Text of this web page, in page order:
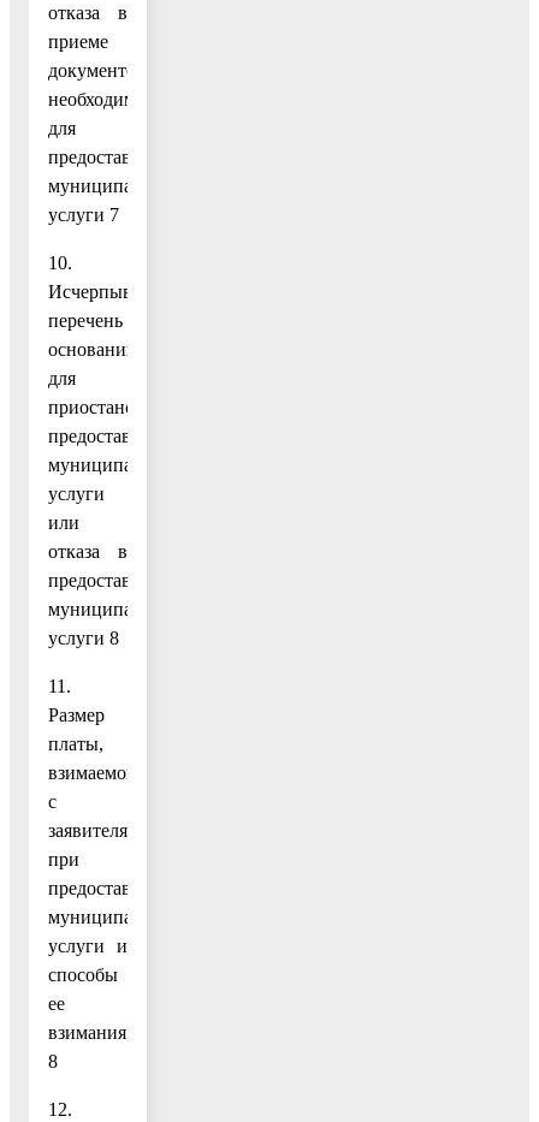
отказа в
приеме
документов,
необходимых
для
предоставления
муниципальной
услуги 7
10.
Исчерпывающий
перечень
оснований
для
приостановления
предоставления
муниципальной
услуги
или
отказа в
предоставлении
муниципальной
услуги 8
11.
Размер
платы,
взимаемой
с
заявителя
при
предоставлении
муниципальной
услуги и
способы
ее
взимания
8
12.